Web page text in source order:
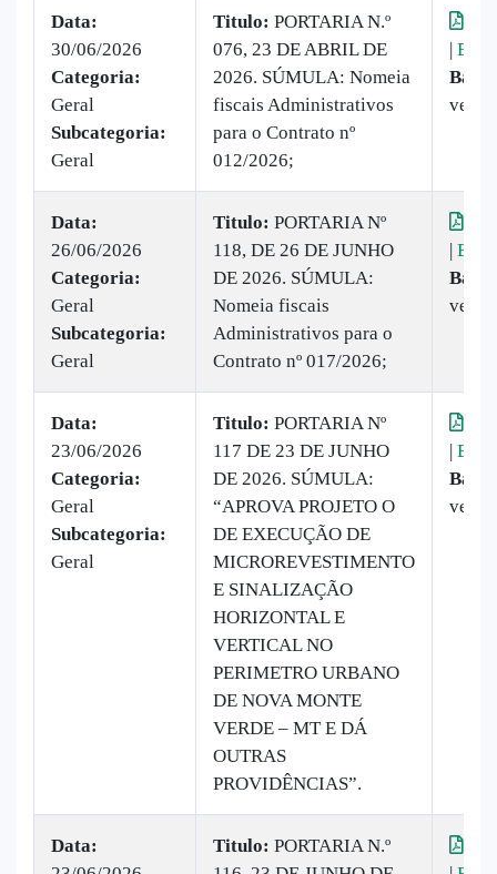
Data:
30/06/2026
Categoria:
Geral
Subcategoria:
Geral
Titulo: PORTARIA N.º
076, 23 DE ABRIL DE
2026. SÚMULA: Nomeia
fiscais Administrativos
para o Contrato nº
012/2026;
|
vezes
Data:
26/06/2026
Categoria:
Geral
Subcategoria:
Geral
Titulo: PORTARIA Nº
118, DE 26 DE JUNHO
DE 2026. SÚMULA:
Nomeia fiscais
Administrativos para o
Contrato nº 017/2026;
|
vezes
Data:
23/06/2026
Categoria:
Geral
Subcategoria:
Geral
Titulo: PORTARIA Nº
117 DE 23 DE JUNHO
DE 2026. SÚMULA:
“APROVA PROJETO O
DE EXECUÇÃO DE
MICROREVESTIMENTO
E SINALIZAÇÃO
HORIZONTAL E
VERTICAL NO
PERIMETRO URBANO
DE NOVA MONTE
VERDE – MT E DÁ
OUTRAS
PROVIDÊNCIAS”.
|
vezes
Data:
Titulo: PORTARIA N.º